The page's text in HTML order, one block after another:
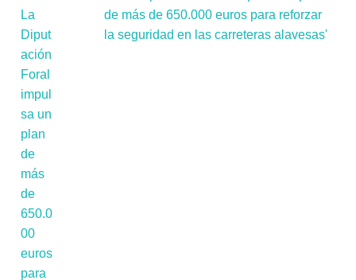
de más de 650.000 euros para reforzar
la seguridad en las carreteras alavesas'